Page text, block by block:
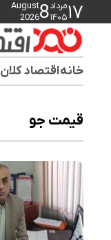
۱۷مرداد
۱۴۰۵8
August
2026
خانهاقتصاد کلان
قیمت جو